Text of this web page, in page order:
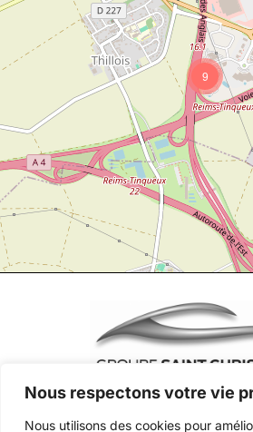
Nous respectons votre vie
Nous utilisons des cookies pour
9